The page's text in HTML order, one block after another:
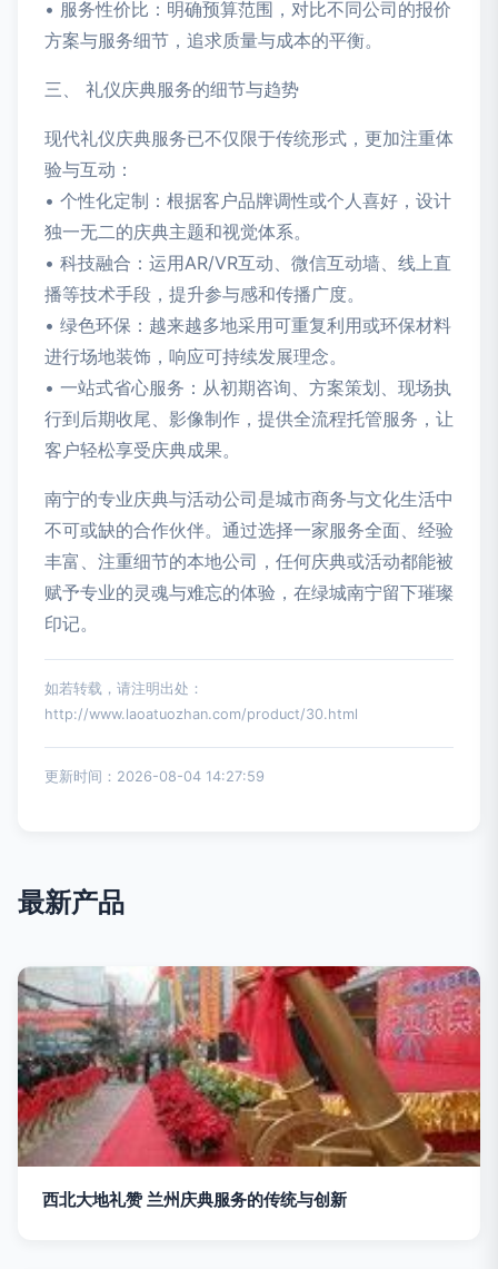
• 服务性价比：明确预算范围，对比不同公司的报价
方案与服务细节，追求质量与成本的平衡。
三、 礼仪庆典服务的细节与趋势
现代礼仪庆典服务已不仅限于传统形式，更加注重体
验与互动：
• 个性化定制：根据客户品牌调性或个人喜好，设计
独一无二的庆典主题和视觉体系。
• 科技融合：运用AR/VR互动、微信互动墙、线上直
播等技术手段，提升参与感和传播广度。
• 绿色环保：越来越多地采用可重复利用或环保材料
进行场地装饰，响应可持续发展理念。
• 一站式省心服务：从初期咨询、方案策划、现场执
行到后期收尾、影像制作，提供全流程托管服务，让
客户轻松享受庆典成果。
南宁的专业庆典与活动公司是城市商务与文化生活中
不可或缺的合作伙伴。通过选择一家服务全面、经验
丰富、注重细节的本地公司，任何庆典或活动都能被
赋予专业的灵魂与难忘的体验，在绿城南宁留下璀璨
印记。
如若转载，请注明出处：
http://www.laoatuozhan.com/product/30.html
更新时间：2026-08-04 14:27:59
最新产品
西北大地礼赞 兰州庆典服务的传统与创新